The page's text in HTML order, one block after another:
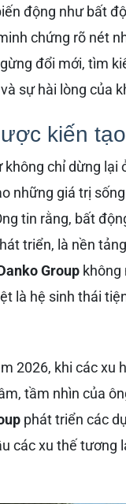
động như bất
chứng rõ nét
đổi mới, tìm
sự hài lòng của
kiến
không chỉ dừng lại
những giá trị
tin rằng, bất
triển, là nền
Group không
là hệ sinh thái
2026, khi các xu
tầm nhìn của
phát triển các
các xu thế tương